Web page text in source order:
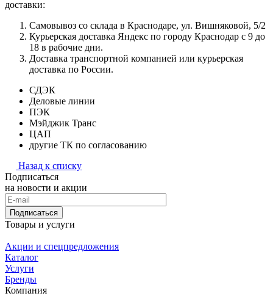
доставки:
Самовывоз со склада в Краснодаре, ул. Вишняковой, 5/2
Курьерская доставка Яндекс по городу Краснодар с 9 до
18 в рабочие дни.
Доставка транспортной компанией или курьерская
доставка по России.
СДЭК
Деловые линии
ПЭК
Мэйджик Транс
ЦАП
другие ТК по согласованию
Назад к списку
Подписаться
на новости и акции
Подписаться
Товары и услуги
Акции и спецпредложения
Каталог
Услуги
Бренды
Компания